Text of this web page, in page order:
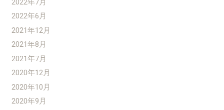
2022年6月
2021年12月
2021年8月
2021年7月
2020年12月
2020年10月
2020年9月